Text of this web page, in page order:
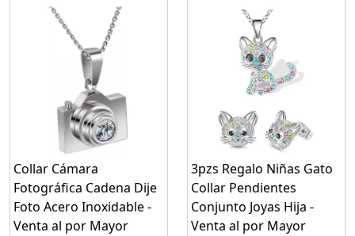
Collar Cámara
Fotográfica Cadena Dije
Foto Acero Inoxidable -
Venta al por Mayor
3pzs Regalo Niñas Gato
Collar Pendientes
Conjunto Joyas Hija -
Venta al por Mayor